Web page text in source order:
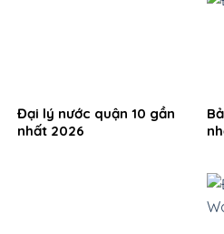
Đại lý nước quận 10 gần
nhất 2026